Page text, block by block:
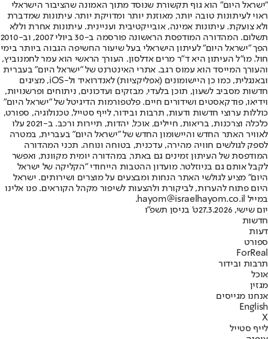
"ישראל היום" הוא גוף תקשורת שנוסד מתוך האמונה שהציבור הישראלי
ראוי לעיתונות טובה יותר, מאוזנת יותר ומדויקת יותר. עיתונות שמדברת
ולא צועקת. עיתונות אמינה, אובייקטיבית ועניינית. עיתונות אחרת וללא
תשלום. המהדורה המודפסת הראשונה פורסמה ב-30 ביולי 2007, וב-2010
הפך "ישראל היום" לעיתון הישראלי בעל שיעור החשיפה הגבוה ביותר בימי
חול. מו"ל העיתון היא ד"ר מרים אדלסון. העורך הראשי הוא עמר לחמנוביץ,
והעורך המייסד הוא עמוס רגב. אתרי האינטרנט של "ישראל היום" בעברית
ובאנגלית, כמו כן היישומונים (אפליקציות) לאנדרואיד ול-iOS, מציגים
חדשות מסביב לשעון, תוכן בלעדי, מבזקים ועדכונים, ניתוחים ופרשנויות,
וידיאו, פודקאסטים ושידורים חיים. פלטפורמות הדיגיטל של "ישראל היום"
כוללות ערוצי חדשות ודעות, תרבות ובידור, לייף סטייל, טכנולוגיה, ספורט,
כלכלה וצרכנות, בריאות, חיילים, אוכל, יהדות, תיירות ורכב. ב-2021 עלו
לאוויר האתר החדש והיישומון החדש של "ישראל היום" בעברית, במטרה
לספק לגולשים חוויה מהירה, עדכנית, בטוחה ונוחה. תכני המהדורה
המודפסת של העיתון זמינים גם באתר, במהדורה יומית מקוונת, ואפשר
לקבל אותם גם בניוזלטר. מועדון ההטבות הייחודי "הקליקה של ישראל
היום" מציע לגולשי האתר הנחות ומבצעים על מוצרים ושירותים. ישראל
היום פתוח להערות, לביקורת ולהצעות לשיפור מקהל הקוראים. פנו אלינו
במייל hayom@israelhayom.co.il.
יום שישי, 27.3.2026
ט' בניסן תשפ"ו
חדשות
דעות
ספורט
ForReal
תרבות ובידור
אוכל
מגזין
אנחנו מגייסים
English
X
לייף סטייל